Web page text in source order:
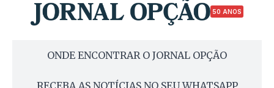
50 ANOS
ONDE ENCONTRAR O JORNAL OPÇÃO
RECEBA AS NOTÍCIAS NO SEU WHATSAPP